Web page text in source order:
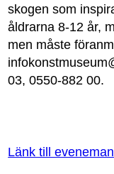
skogen som
åldrarna 8-12 år,
men måste
03, 0550-882 00.
Länk till